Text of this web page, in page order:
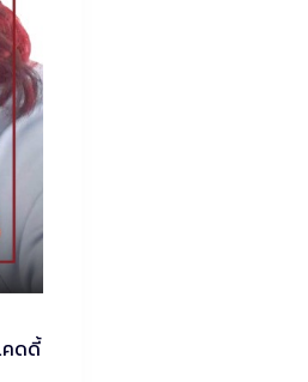
คดดี้